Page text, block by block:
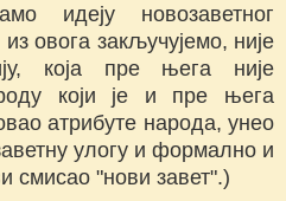
идеју новозаветног
овога закључујемо, није
која пре њега није
који је и пре њега
атрибуте народа, унео
улогу и формално и
смисао "нови завет".)